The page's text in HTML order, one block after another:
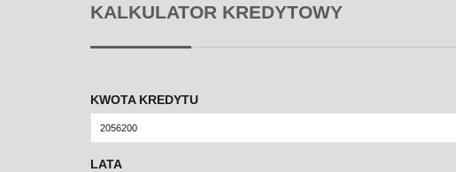
KALKULATOR KREDYTOWY
KWOTA KREDYTU
LATA